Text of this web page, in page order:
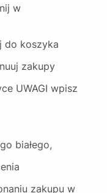
w
do koszyka
zakupy
UWAGI wpisz
białego,
zakupu w